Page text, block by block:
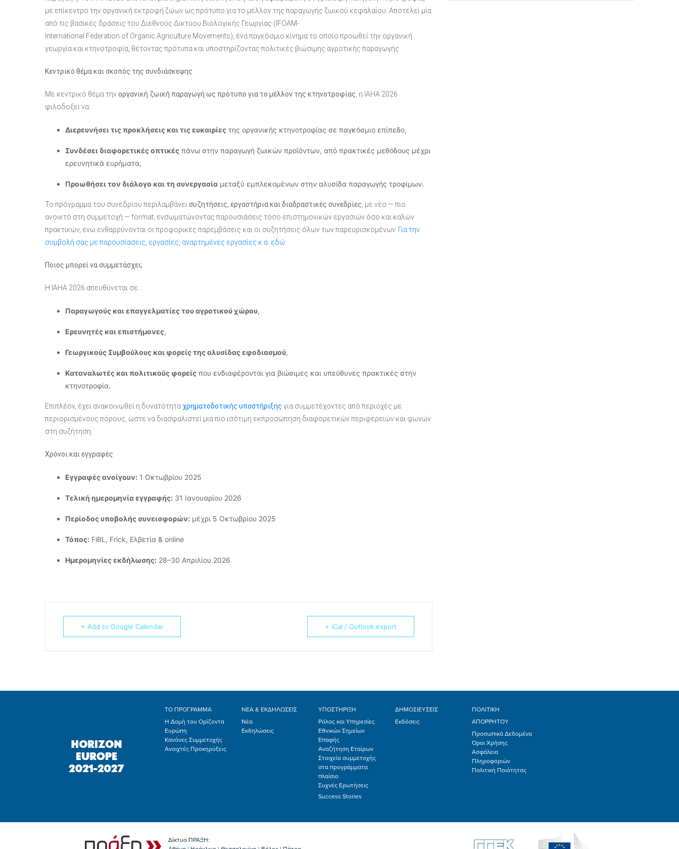
με επίκεντρο την οργανική εκτροφή ζώων ως πρότυπο για το μέλλον της παραγωγής ζωικού κεφαλαίου. Αποτελεί μία
από τις βασικές δράσεις του Διεθνούς Δικτύου Βιολογικής Γεωργίας (IFOAM-
International Federation of Organic Agriculture Movements), ένα παγκόσμιο κίνημα το οποίο προωθεί την οργανική
γεωργία και κτηνοτροφία, θέτοντας πρότυπα και υποστηρίζοντας πολιτικές βιώσιμης αγροτικής παραγωγής.
Κεντρικό θέμα και σκοπός της συνδιάσκεψης
Με κεντρικό θέμα τηνοργανική ζωική παραγωγή ως πρότυπο για το μέλλον της κτηνοτροφίας , η IAHA 2026
φιλοδοξεί να:
Διερευνήσει τις προκλήσεις και τις ευκαιρίες της οργανικής κτηνοτροφίας σε παγκόσμιο επίπεδο,
Συνδέσει διαφορετικές οπτικές πάνω στην παραγωγή ζωικών προϊόντων, από πρακτικές μεθόδους μέχρι
ερευνητικά ευρήματα,
Προωθήσει τον διάλογο και τη συνεργασία μεταξύ εμπλεκομένων στην αλυσίδα παραγωγής τροφίμων.
Το πρόγραμμα του συνεδρίου περιλαμβάνει συζητήσεις, εργαστήρια και διαδραστικές συνεδρίες , με νέο — πιο
ανοικτό στη συμμετοχή — format, ενσωματώνοντας παρουσιάσεις τόσο επιστημονικών εργασιών όσο και καλών
πρακτικών, ενώ ενθαρρύνονται οι προφορικές παρεμβάσεις και οι συζητήσεις όλων των παρευρισκομένων. Για την
συμβολή σας με παρουσίασεις, εργασίες, αναρτημένες εργασίες κ.α. εδώ
Ποιος μπορεί να συμμετάσχει;
Η IAHA 2026 απευθύνεται σε:
Παραγωγούς και επαγγελματίες του αγροτικού χώρου,
Ερευνητές και επιστήμονες,
Γεωργικούς Συμβούλους και φορείς της αλυσίδας εφοδιασμού,
Καταναλωτές και πολιτικούς φορείς που ενδιαφέρονται για βιώσιμες και υπεύθυνες πρακτικές στην
κτηνοτροφία.
Επιπλέον, έχει ανακοινωθεί η δυνατότητα χρηματοδοτικής υποστήριξης για συμμετέχοντες από περιοχές με
περιορισμένους πόρους, ώστε να διασφαλιστεί μια πιο ισότιμη εκπροσώπηση διαφορετικών περιφερειών και φωνών
στη συζήτηση.
Χρόνοι και εγγραφές
Εγγραφές ανοίγουν: 1 Οκτωβρίου 2025
Τελική ημερομηνία εγγραφής: 31 Ιανουαρίου 2026
Περίοδος υποβολής συνεισφορών: μέχρι 5 Οκτωβρίου 2025
Τόπος: FiBL, Frick, Ελβετία & online
Ημερομηνίες εκδήλωσης: 28–30 Απριλίου 2026
+ Add to Google Calendar + iCal / Outlook export
ΤΟ ΠΡΟΓΡΑΜΜΑ
Η Δομή του Ορίζοντα
Ευρώπη
Κανόνες Συμμετοχής
Ανοιχτές Προκηρύξεις
ΝΕΑ & ΕΚΔΗΛΩΣΕΙΣ
Νέα
Εκδηλώσεις
ΥΠΟΣΤΗΡΙΞΗ
Ρόλος και Υπηρεσίες
Εθνικών Σημείων
Επαφής
Αναζήτηση Εταίρων
Στοιχεία συμμετοχής
στα προγράμματα
πλαίσιο
Συχνές Ερωτήσεις
Success Stories
ΔΗΜΟΣΙΕΥΣΕΙΣ
Εκδόσεις
ΠΟΛΙΤΙΚΗ
ΑΠΟΡΡΗΤΟΥ
Προσωπικά Δεδομένα
Όροι Χρήσης
Ασφάλεια
Πληροφοριών
Πολιτική Ποιότητας
Δίκτυο ΠΡΑΞΗ: